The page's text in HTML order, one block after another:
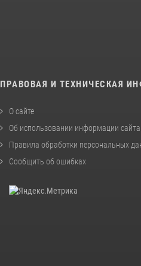
ПРАВОВАЯ И ТЕХНИЧЕСКАЯ
О сайте
Об использовании информации сайта
Правила обработки персональных
Сообщить об ошибках